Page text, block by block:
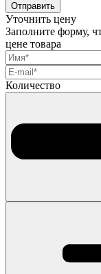
Отправить
Уточнить цену
Заполните форму,
цене товара
Количество